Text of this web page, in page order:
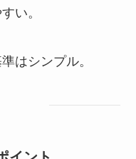
い。
はシンプル。